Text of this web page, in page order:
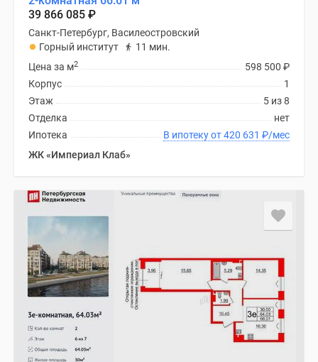
39 866 085 ₽
Санкт-Петербург, Василеостровский
Горный институт
11 мин.
598 500 ₽
Цена за м2
1
Корпус
5 из 8
Этаж
нет
Отделка
В ипотеку от 420 631 ₽/мес
Ипотека
ЖК «Империал Клаб»